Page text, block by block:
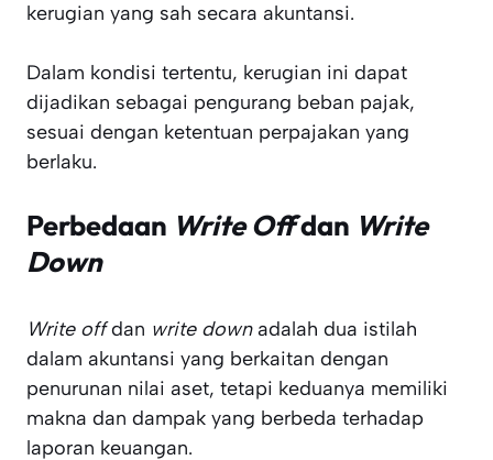
kerugian yang sah secara akuntansi.
Dalam kondisi tertentu, kerugian ini dapat
dijadikan sebagai pengurang beban pajak,
sesuai dengan ketentuan perpajakan yang
berlaku.
Perbedaan Write Offdan Write
Down
Write offdan write downadalah dua istilah
dalam akuntansi yang berkaitan dengan
penurunan nilai aset, tetapi keduanya memiliki
makna dan dampak yang berbeda terhadap
laporan keuangan.